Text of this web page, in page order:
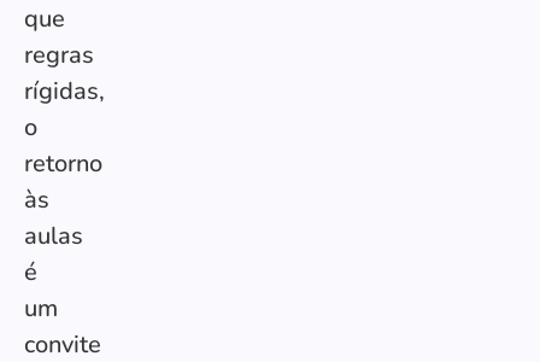
que
regras
rígidas,
o
retorno
às
aulas
é
um
convite